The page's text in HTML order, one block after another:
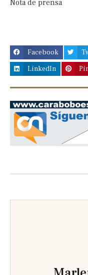
Nota de prensa
Facebook
LinkedIn
Previous
slide